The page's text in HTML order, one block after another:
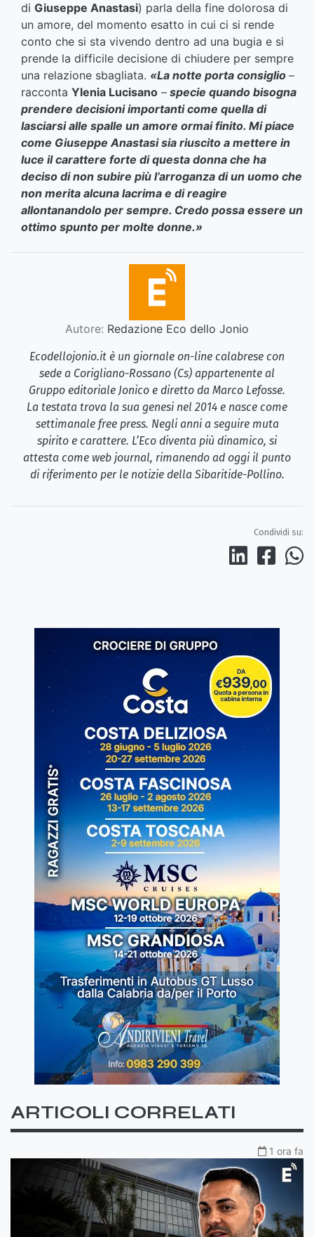
di Giuseppe Anastasi) parla della fine dolorosa di
un amore, del momento esatto in cui ci si rende
conto che si sta vivendo dentro ad una bugia e si
prende la difficile decisione di chiudere per sempre
una relazione sbagliata. «La notte porta consiglio –
racconta Ylenia Lucisano – specie quando bisogna
prendere decisioni importanti come quella di
lasciarsi alle spalle un amore ormai finito. Mi piace
come Giuseppe Anastasi sia riuscito a mettere in
luce il carattere forte di questa donna che ha
deciso di non subire più l’arroganza di un uomo che
non merita alcuna lacrima e di reagire
allontanandolo per sempre. Credo possa essere un
ottimo spunto per molte donne.»
Autore: Redazione Eco dello Jonio
Ecodellojonio.it è un giornale on-line calabrese con
sede a Corigliano-Rossano (Cs) appartenente al
Gruppo editoriale Jonico e diretto da Marco Lefosse.
La testata trova la sua genesi nel 2014 e nasce come
settimanale free press. Negli anni a seguire muta
spirito e carattere. L’Eco diventa più dinamico, si
attesta come web journal, rimanendo ad oggi il punto
di riferimento per le notizie della Sibaritide-Pollino.
Condividi su:
ARTICOLI CORRELATI
1 ora fa